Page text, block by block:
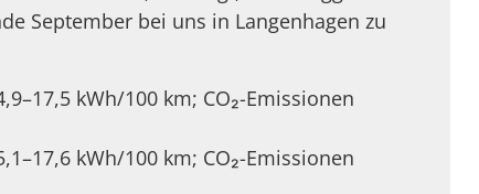
September bei uns in Langenhagen zu
kWh/100 km; CO₂-Emissionen
kWh/100 km; CO₂-Emissionen